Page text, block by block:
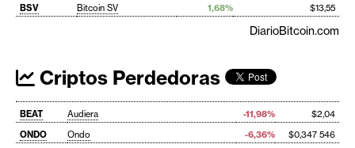
BSV
Bitcoin SV 1,68% $13,55
DiarioBitcoin.com
Criptos Perdedoras
BEAT Audiera -11,98%
$2,04
ONDO
Ondo -6,36%
$0,347 546